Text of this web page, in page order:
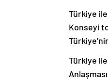
Türkiye
Konseyi
Türkiye